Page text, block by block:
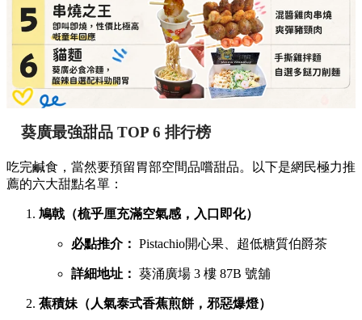
葵廣最強甜品 TOP 6 排行榜
吃完鹹食，當然要預留胃部空間品嚐甜品。以下是網民極力推
薦的六大甜點名單：
鳩戟（梳乎厘充滿空氣感，入口即化）
必點推介： Pistachio開心果、超低糖質伯爵茶
詳細地址： 葵涌廣場 3 樓 87B 號舖
蕉積妹（人氣泰式香蕉煎餅，邪惡爆燈）